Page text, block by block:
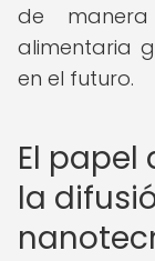
de
alimentaria
en el futuro.
El papel
la